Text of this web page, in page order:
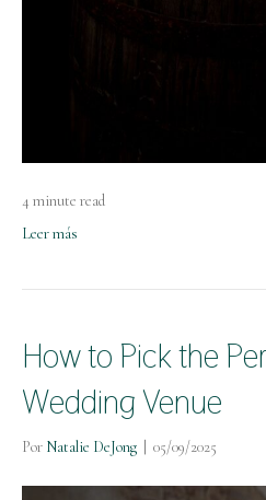
4 minute read
Leer más
How to Pick the
Wedding Venue
Por Natalie DeJong 05/09/2025